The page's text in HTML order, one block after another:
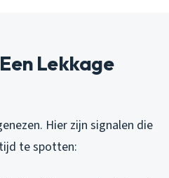
Lekkage
Hier zijn signalen die
te spotten: